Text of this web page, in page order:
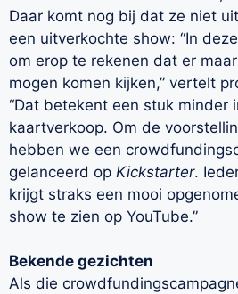
Daar komt nog bij dat ze niet
een uitverkochte show: “In
om erop te rekenen dat er
mogen komen kijken,” vertelt
“Dat betekent een stuk minder
kaartverkoop. Om de
hebben we een
gelanceerd op Kickstarter.
krijgt straks een mooi
show te zien op YouTube.”
Bekende gezichten
Als die